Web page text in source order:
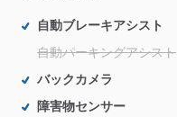
自動ブレーキアシスト
自動パーキングアシスト
バックカメラ
障害物センサー